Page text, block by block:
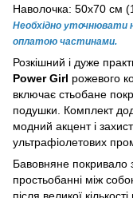
Наволочка: 50х70 см
Необхідно уточнювати
оплатою частинами.
Розкішний і дуже
Power Girl рожевого
включає стьобане
подушки. Комплект
модний акцент і
ультрафіолетових
Бавовняне покривало
простьобанні між
після великої